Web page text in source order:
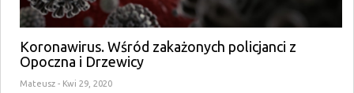
Koronawirus. Wśród zakażonych policjanci z
Opoczna i Drzewicy
Mateusz - Kwi 29, 2020